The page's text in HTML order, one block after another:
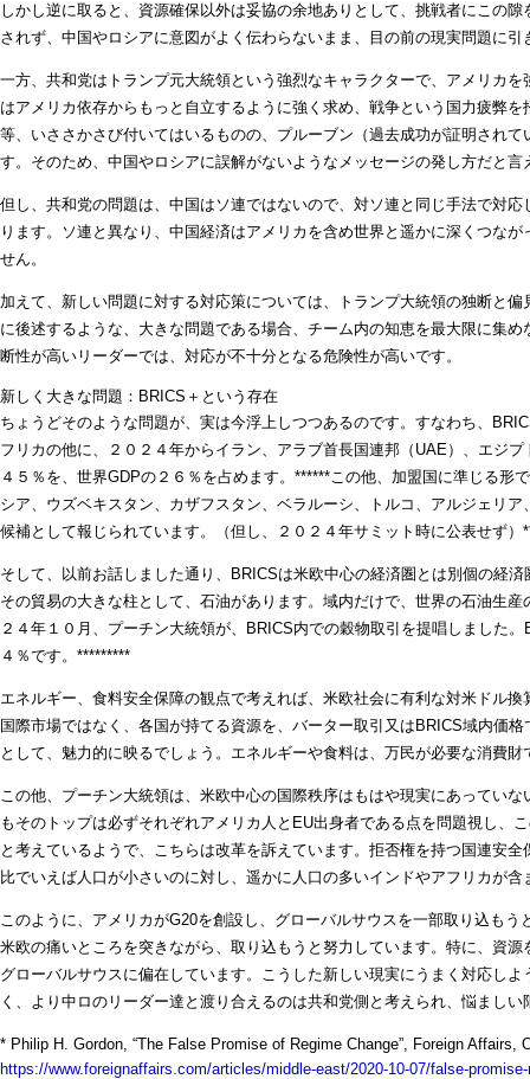
しかし逆に取ると、資源確保以外は妥協の余地ありとして、挑戦者にこの
されず、中国やロシアに意図がよく伝わらないまま、目の前の現実問題に
一方、共和党はトランプ元大統領という強烈なキャラクターで、アメリカ
はアメリカ依存からもっと自立するように強く求め、戦争という国力疲弊
等、いささかさび付いてはいるものの、プルーブン（過去成功が証明され
す。そのため、中国やロシアに誤解がないようなメッセージの発し方だと言
但し、共和党の問題は、中国はソ連ではないので、対ソ連と同じ手法で対
ります。ソ連と異なり、中国経済はアメリカを含め世界と遥かに深くつな
せん。
加えて、新しい問題に対する対応策については、トランプ大統領の独断と
に後述するような、大きな問題である場合、チーム内の知恵を最大限に集
断性が高いリーダーでは、対応が不十分となる危険性が高いです。
新しく大きな問題：BRICS＋という存在
ちょうどそのような問題が、実は今浮上しつつあるのです。すなわち、
フリカの他に、２０２４年からイラン、アラブ首長国連邦（UAE）、エジ
４５％を、世界GDPの２６％を占めます。******この他、加盟国に準じる
シア、ウズベキスタン、カザフスタン、ベラルーシ、トルコ、アルジェリ
候補として報じられています。（但し、２０２４年サミット時に公表せず）
そして、以前お話しました通り、BRICSは米欧中心の経済圏とは別個の経
その貿易の大きな柱として、石油があります。域内だけで、世界の石油生
２４年１０月、プーチン大統領が、BRICS内での穀物取引を提唱しました
４％です。*********
エネルギー、食料安全保障の観点で考えれば、米欧社会に有利な対米ドル
国際市場ではなく、各国が持てる資源を、バーター取引又はBRICS域内価
として、魅力的に映るでしょう。エネルギーや食料は、万民が必要な消費
この他、プーチン大統領は、米欧中心の国際秩序はもはや現実にあってい
もそのトップは必ずそれぞれアメリカ人とEU出身者である点を問題視し、
と考えているようで、こちらは改革を訴えています。拒否権を持つ国連安
比でいえば人口が小さいのに対し、遥かに人口の多いインドやアフリカが
このように、アメリカがG20を創設し、グローバルサウスを一部取り込も
米欧の痛いところを突きながら、取り込もうと努力しています。特に、資
グローバルサウスに偏在しています。こうした新しい現実にうまく対応し
く、より中ロのリーダー達と渡り合えるのは共和党側と考えられ、悩ましい
* Philip H. Gordon, “The False Promise of Regime Change”, Foreign Affairs,
https://www.foreignaffairs.com/articles/middle-east/2020-10-07/false-